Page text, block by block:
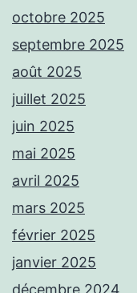
octobre 2025
septembre 2025
août 2025
juillet 2025
juin 2025
mai 2025
avril 2025
mars 2025
février 2025
janvier 2025
décembre 2024